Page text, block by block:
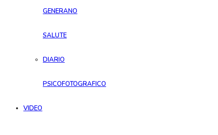
GENERANO
SALUTE
DIARIO
PSICOFOTOGRAFICO
VIDEO